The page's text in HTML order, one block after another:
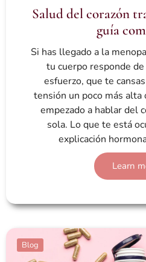
Salud del corazón
guía
Si has llegado a la
tu cuerpo responde
esfuerzo, que te
tensión un poco más alta
empezado a hablar del
sola. Lo que te está
explicación
Learn
Blog